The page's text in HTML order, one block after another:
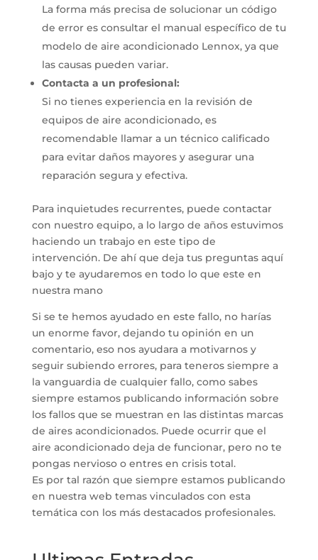
La forma más precisa de solucionar un código
de error es consultar el manual específico de tu
modelo de aire acondicionado Lennox, ya que
las causas pueden variar.
Contacta a un profesional:
Si no tienes experiencia en la revisión de
equipos de aire acondicionado, es
recomendable llamar a un técnico calificado
para evitar daños mayores y asegurar una
reparación segura y efectiva.
Para inquietudes recurrentes, puede contactar
con nuestro equipo, a lo largo de años estuvimos
haciendo un trabajo en este tipo de
intervención. De ahí que deja tus preguntas aquí
bajo y te ayudaremos en todo lo que este en
nuestra mano
Si se te hemos ayudado en este fallo, no harías
un enorme favor, dejando tu opinión en un
comentario, eso nos ayudara a motivarnos y
seguir subiendo errores, para teneros siempre a
la vanguardia de cualquier fallo, como sabes
siempre estamos publicando información sobre
los fallos que se muestran en las distintas marcas
de aires acondicionados. Puede ocurrir que el
aire acondicionado deja de funcionar, pero no te
pongas nervioso o entres en crisis total.
Es por tal razón que siempre estamos publicando
en nuestra web temas vinculados con esta
temática con los más destacados profesionales.